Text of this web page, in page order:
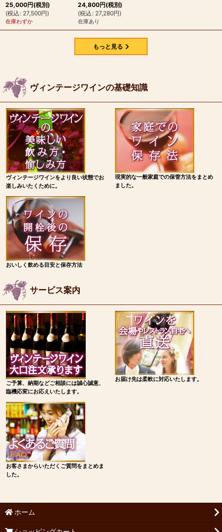
25,000円(税別)
(税込 : 27,500円)
在庫わずか
24,800円(税別)
(税込 : 27,280円)
在庫あり
もっと見る
ヴィンテージワインの基礎知識
ヴィンテージワインをより良い状態でお
楽しみいたくために。
現実的な一般家庭での保管方法をまとめ
ました。
おいしく飲める目安と保存方法
サービス案内
ご予算、納期などご相談には誠心誠意、
臨機応変にお応えいたします。
お届け先は柔軟に対応いたします。
お客さまからいただくご質問をまとめま
した。
ホーム